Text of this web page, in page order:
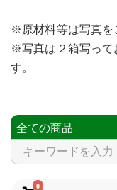
0
※原材料等は写真を
※写真は２箱写って
す。